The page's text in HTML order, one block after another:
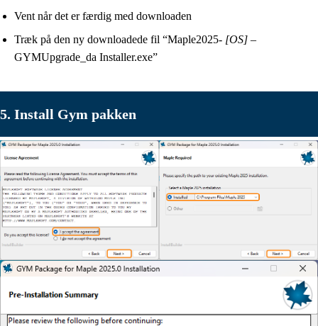
Vent når det er færdig med downloaden
Træk på den ny downloadede fil “Maple2025- [OS] –
GYMUpgrade_da Installer.exe”
5. Install Gym pakken